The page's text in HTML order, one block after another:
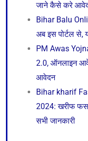
जाने कैसे करे
Bihar Balu
अब इस पोर्टल से,
PM Awas
2.0, ऑनलाइन
आवेदन
Bihar kharif
2024: खरीफ
सभी जानकारी